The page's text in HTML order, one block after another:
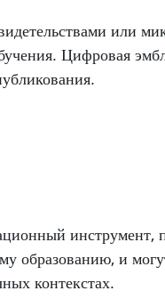
или
Цифровая
и
контекстах.